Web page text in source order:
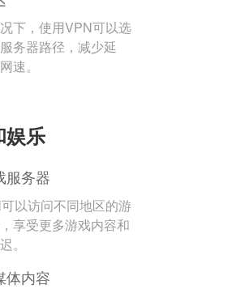
下，使用VPN可以选
务器路径，减少延
速。
娱乐
服务器
以访问不同地区的游
享受更多游戏内容和
。
体内容